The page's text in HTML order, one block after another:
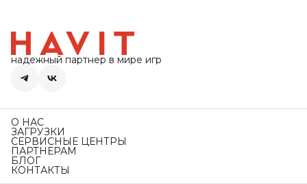
надежный партнер в мире игр
О НАС
ЗАГРУЗКИ
СЕРВИСНЫЕ ЦЕНТРЫ
ПАРТНЕРАМ
БЛОГ
КОНТАКТЫ